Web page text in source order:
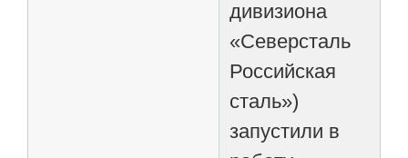
дивизиона
«Северсталь
Российская
сталь»)
запустили в